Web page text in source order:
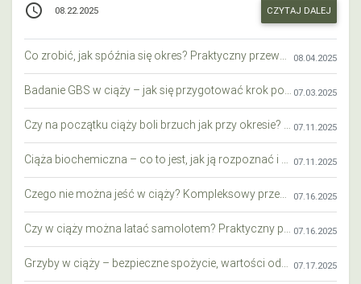
access_time 08.22.2025 CZYTAJ DALEJ
Co zrobić, jak spóźnia się okres? Praktyczny przewodnik krok po kroku 08.04.2025
Badanie GBS w ciąży – jak się przygotować krok po kroku? 07.03.2025
Czy na początku ciąży boli brzuch jak przy okresie? Wyjaśniamy objawy i różnice 07.11.2025
Ciąża biochemiczna – co to jest, jak ją rozpoznać i co warto wiedzieć? 07.11.2025
Czego nie można jeść w ciąży? Kompleksowy przewodnik dla przyszłych mam 07.16.2025
Czy w ciąży można latać samolotem? Praktyczny przewodnik dla przyszłych mam 07.16.2025
Grzyby w ciąży – bezpieczne spożycie, wartości odżywcze i zagrożenia 07.17.2025